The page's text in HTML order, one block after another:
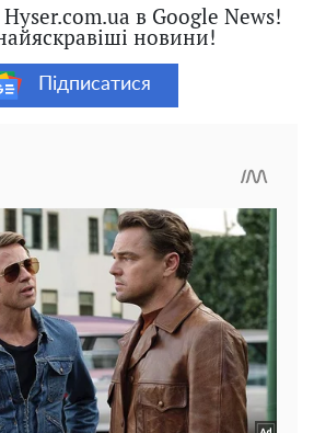
в Google News!
новини!
Підписатися